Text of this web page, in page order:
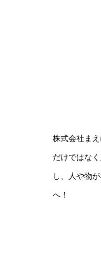
株式会社ま
だけではな
し、人や物
へ！